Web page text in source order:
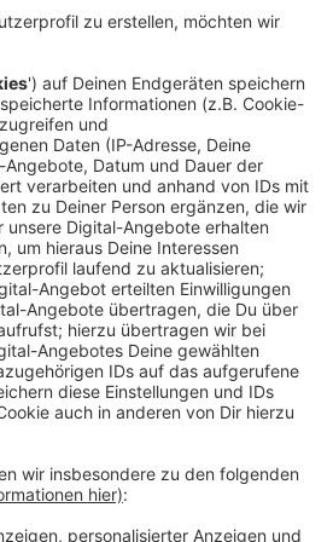
Raubes erwartet.
Jahr im Juli ereignet. Dem
in Aachen gegen ein
zu haben, sodass es
durchs Fenster in die Wohnung
Frauen mit einem großen
Schließlich soll er ein Handy
Handtasche gestohlen haben
Tat niemand.